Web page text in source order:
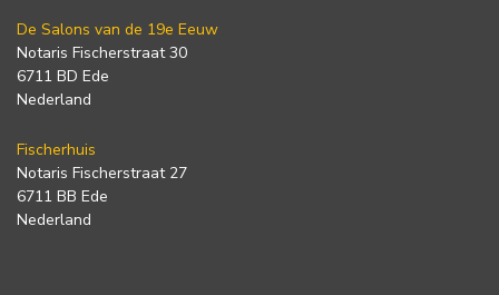
De Salons van de 19e Eeuw
Notaris Fischerstraat 30
6711 BD Ede
Nederland
Fischerhuis
Notaris Fischerstraat 27
6711 BB Ede
Nederland